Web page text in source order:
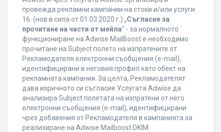
провежда рекламни кампании на стоки и/или услуги.
16. (нов в сила от 01.03.2020 г.) „Съгласие за
прочитане на части от мейла“ - за нормалното
функциониране на Adwise MailBoost е необходимо
прочитане на Subject полето на изпратените от
Рекламодателя електронни съобщения (e-mail),
идентифицирани в неговия профил като обект на
рекламната кампания. За целта, Рекламодателят
дава изричното си съгласие Услугата Adwise да
анализира Subject полетата на изпратени от него
електронни съобщения (e-mail), идентифицирани
чрез добавения от Рекламодателя в кампанията за
реализиране на Adwise Mailboost DKIM